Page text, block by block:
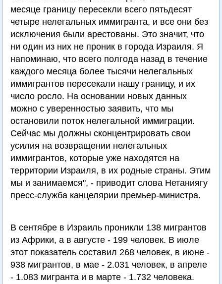
месяце границу пересекли всего пятьдесят
четыре нелегальных иммигранта, и все они без
исключения были арестованы. Это значит, что
ни один из них не проник в города Израиля. Я
напоминаю, что всего полгода назад в течение
каждого месяца более тысячи нелегальных
иммигрантов пересекали нашу границу, и их
число росло. На основании новых данных
можно с уверенностью заявить, что мы
остановили поток нелегальной иммиграции.
Сейчас мы должны сконцентрировать свои
усилия на возвращении нелегальных
иммигрантов, которые уже находятся на
территории Израиля, в их родные страны. Этим
мы и занимаемся", - приводит слова Нетаниягу
пресс-служба канцелярии премьер-министра.
В сентябре в Израиль проникли 138 мигрантов
из Африки, а в августе - 199 человек. В июле
этот показатель составил 268 человек, в июне -
938 мигрантов, в мае - 2.031 человек, в апреле
- 1.083 мигранта и в марте - 1.732 человека.